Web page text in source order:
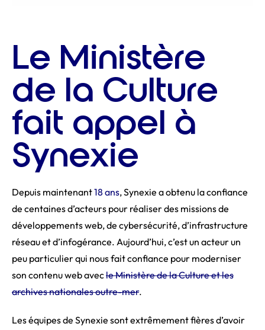
Le Ministère
de la Culture
fait appel à
Synexie
Depuis maintenant18 ans, Synexie a obtenu la confiance
de centaines d’acteurs pour réaliser des missions de
développements web, de cybersécurité, d’infrastructure
réseau et d’infogérance. Aujourd’hui, c’est un acteur un
peu particulier qui nous fait confiance pour moderniser
son contenu web avecle Ministère de la Culture et les
archives nationales outre-mer.
Les équipes de Synexie sont extrêmement fières d’avoir